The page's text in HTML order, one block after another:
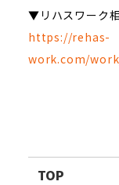
▼リハスワーク
https://rehas-
work.com/
TOP